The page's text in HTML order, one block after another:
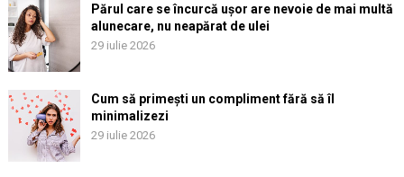
Părul care se încurcă ușor are nevoie de mai multă
alunecare, nu neapărat de ulei
29 iulie 2026
Cum să primești un compliment fără să îl
minimalizezi
29 iulie 2026